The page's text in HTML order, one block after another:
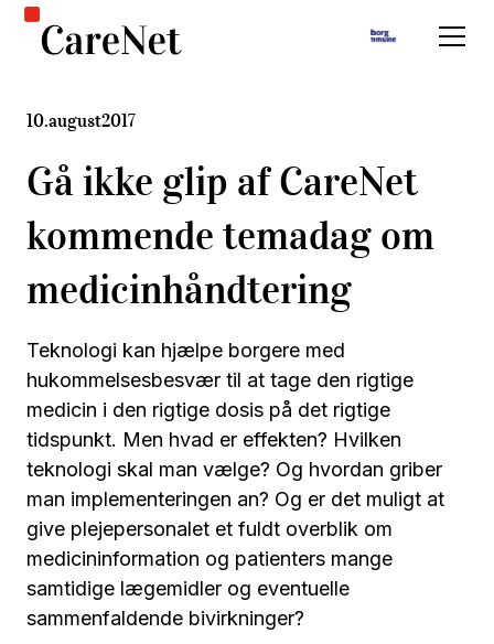
10.august2017
Gå ikke glip af CareNet
kommende temadag om
medicinhåndtering
Teknologi kan hjælpe borgere med
hukommelsesbesvær til at tage den rigtige
medicin i den rigtige dosis på det rigtige
tidspunkt. Men hvad er effekten? Hvilken
teknologi skal man vælge? Og hvordan griber
man implementeringen an? Og er det muligt at
give plejepersonalet et fuldt overblik om
medicininformation og patienters mange
samtidige lægemidler og eventuelle
sammenfaldende bivirkninger?